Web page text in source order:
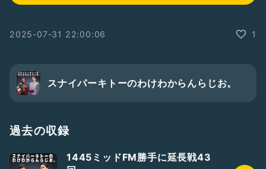
2025-07-31 22:00:06 1
スナイパーキトーのわけわからんらじお。
過去の収録
1445ミッドFM勝手に延長戦43